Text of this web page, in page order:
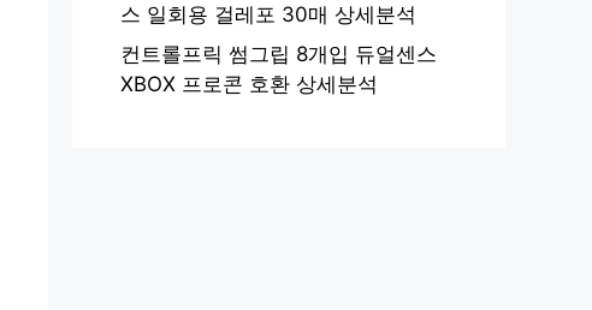
스 일회용 걸레포 30매 상세분석
컨트롤프릭 썸그립 8개입 듀얼센스
XBOX 프로콘 호환 상세분석